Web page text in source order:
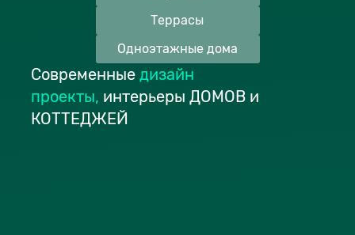
Террасы
Одноэтажные дома
Современные дизайн
проекты, интерьеры ДОМОВ и
КОТТЕДЖЕЙ